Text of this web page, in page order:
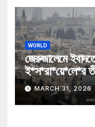
WORLD
জেরুজালেমে
ই*স*রা*য়ে*লে*র
মন্ত্রীদের
MARCH 31, 2026